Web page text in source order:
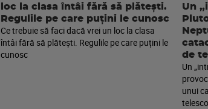
loc la clasa întâi fără să plătești.
Regulile pe care puțini le cunosc
Ce trebuie să faci dacă vrei un loc la clasa
întâi fără să plătești. Regulile pe care puțini le
cunosc
Un
de
Un
unui